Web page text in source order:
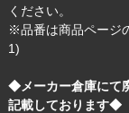
ください。
※品番は商品ページ
1)
◆メーカー倉庫にて
記載しております◆